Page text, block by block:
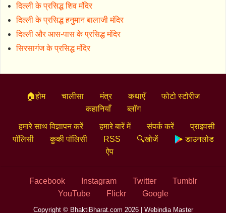
दिल्ली के प्रसिद्ध शिव मंदिर
दिल्ली के प्रसिद्ध हनुमान बालाजी मंदिर
दिल्ली और आस-पास के प्रसिद्ध मंदिर
सिरसागंज के प्रसिद्ध मंदिर
🏠होम चालीसा मंत्र कथाएँ
फोटो स्टोरीज
कहानियाँ
ब्लॉग
हमारे साथ विज्ञापन करें हमारे बारें में संपर्क करें
प्राइवसी
पॉलिसी
कुकी पॉलिसी RSS 🔍खोजें
डाउनलोड
ऐप
Facebook Instagram Twitter
Tumblr
YouTube
Flickr Google
Copyright © BhaktiBharat.com 2026 | Webindia Master